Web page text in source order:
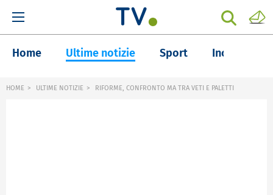
Home Ultime notizie Sport Inchieste
HOME ULTIME NOTIZIE RIFORME, CONFRONTO MA TRA VETI E PALETTI